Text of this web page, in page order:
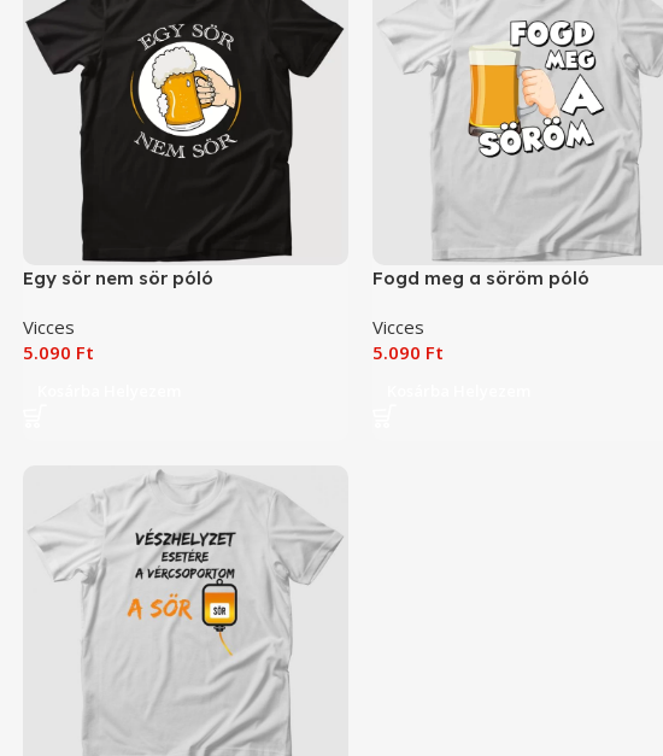
Egy sör nem sör póló
Vicces
5.090 Ft
Fogd meg a söröm póló
Vicces
5.090 Ft